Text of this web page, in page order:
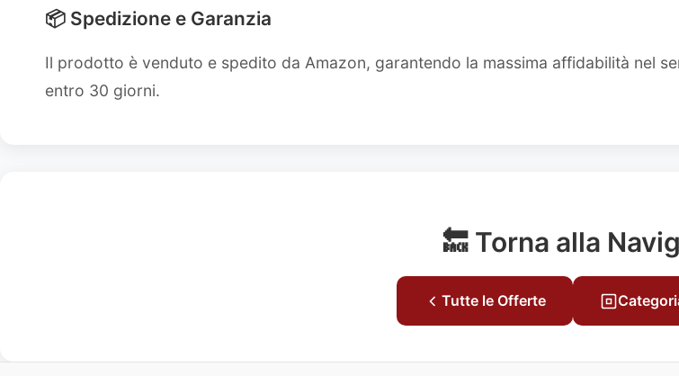
📦 Spedizione e Garanzia
Il prodotto è venduto e spedito da Amazon, garantendo la massima affidabilità nel
entro 30 giorni.
🔙 Torna alla
Tutte le Offerte